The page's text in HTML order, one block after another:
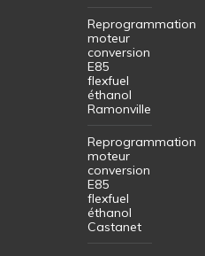
Reprogrammation
moteur
conversion
E85
flexfuel
éthanol
Ramonville
Reprogrammation
moteur
conversion
E85
flexfuel
éthanol
Castanet